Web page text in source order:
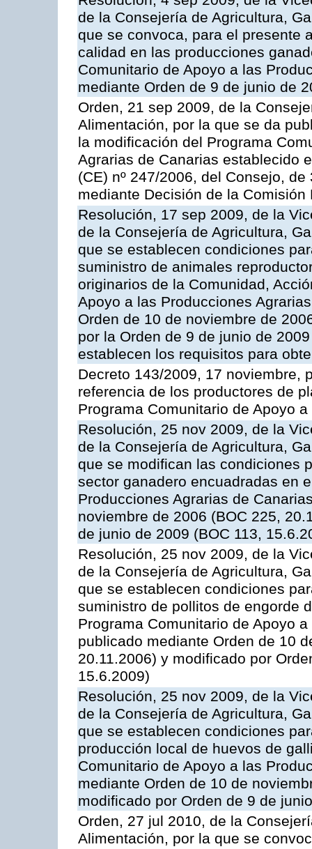
de la Consejería de Agricultura,
que se convoca, para el presente
calidad en las producciones
Comunitario de Apoyo a las
mediante Orden de 9 de junio de
Orden, 21 sep 2009, de la
Alimentación, por la que se da
la modificación del Programa
Agrarias de Canarias establecido
(CE) nº 247/2006, del Consejo,
mediante Decisión de la
Resolución, 17 sep 2009, de la
de la Consejería de Agricultura,
que se establecen condiciones
suministro de animales
originarios de la Comunidad,
Apoyo a las Producciones
Orden de 10 de noviembre de
por la Orden de 9 de junio de
establecen los requisitos para
Decreto 143/2009, 17 noviembre,
referencia de los productores de
Programa Comunitario de Apoyo
Resolución, 25 nov 2009, de la
de la Consejería de Agricultura,
que se modifican las condiciones
sector ganadero encuadradas en
Producciones Agrarias de
noviembre de 2006 (BOC 225,
de junio de 2009 (BOC 113,
Resolución, 25 nov 2009, de la
de la Consejería de Agricultura,
que se establecen condiciones
suministro de pollitos de engorde
Programa Comunitario de Apoyo
publicado mediante Orden de 10
20.11.2006) y modificado por
15.6.2009)
Resolución, 25 nov 2009, de la
de la Consejería de Agricultura,
que se establecen condiciones
producción local de huevos de
Comunitario de Apoyo a las
mediante Orden de 10 de
modificado por Orden de 9 de
Orden, 27 jul 2010, de la
Alimentación, por la que se